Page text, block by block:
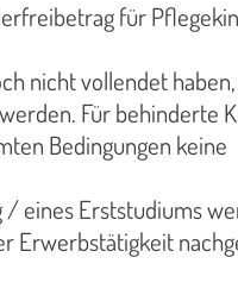
für
nicht vollendet
Für behinderte
Bedingungen keine
/ eines Erststudiums
Erwerbstätigkeit